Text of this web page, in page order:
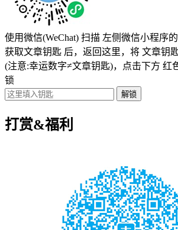
使用微信(WeChat) 扫描 左侧微信小程序
获取文章钥匙 后，返回这里，将 文章钥
(注意:幸运数字≠文章钥匙)，点击下方 红
锁
打赏&福利